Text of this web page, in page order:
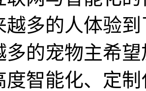
越多的人体验
多的宠物主希
度智能化、定